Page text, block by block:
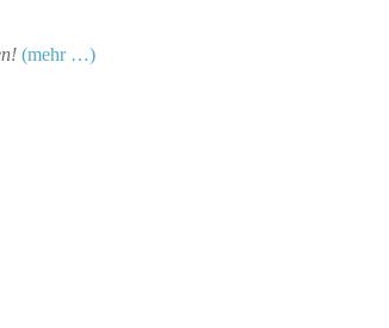
(mehr …)